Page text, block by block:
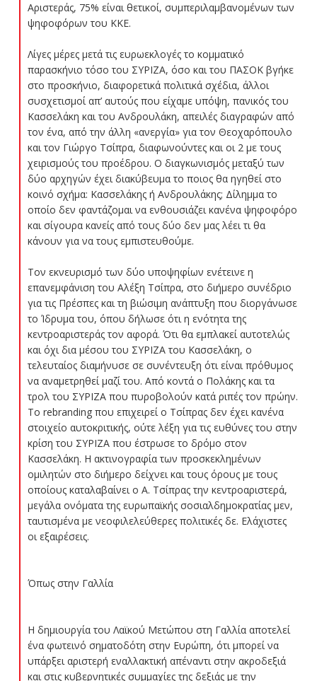
Αριστεράς, 75% είναι θετικοί, συμπεριλαμβανομένων των
ψηφοφόρων του ΚΚΕ.
Λίγες μέρες μετά τις ευρωεκλογές το κομματικό
παρασκήνιο τόσο του ΣΥΡΙΖΑ, όσο και του ΠΑΣΟΚ βγήκε
στο προσκήνιο, διαφορετικά πολιτικά σχέδια, άλλοι
συσχετισμοί απ’ αυτούς που είχαμε υπόψη, πανικός του
Κασσελάκη και του Ανδρουλάκη, απειλές διαγραφών από
τον ένα, από την άλλη «ανεργία» για τον Θεοχαρόπουλο
και τον Γιώργο Τσίπρα, διαφωνούντες και οι 2 με τους
χειρισμούς του προέδρου. Ο διαγκωνισμός μεταξύ των
δύο αρχηγών έχει διακύβευμα το ποιος θα ηγηθεί στο
κοινό σχήμα: Κασσελάκης ή Ανδρουλάκης; Δίλημμα το
οποίο δεν φαντάζομαι να ενθουσιάζει κανένα ψηφοφόρο
και σίγουρα κανείς από τους δύο δεν μας λέει τι θα
κάνουν για να τους εμπιστευθούμε.
Τον εκνευρισμό των δύο υποψηφίων ενέτεινε η
επανεμφάνιση του Αλέξη Τσίπρα, στο διήμερο συνέδριο
για τις Πρέσπες και τη βιώσιμη ανάπτυξη που διοργάνωσε
το Ίδρυμα του, όπου δήλωσε ότι η ενότητα της
κεντροαριστεράς τον αφορά. Ότι θα εμπλακεί αυτοτελώς
και όχι δια μέσου του ΣΥΡΙΖΑ του Κασσελάκη, ο
τελευταίος διαμήνυσε σε συνέντευξη ότι είναι πρόθυμος
να αναμετρηθεί μαζί του. Από κοντά ο Πολάκης και τα
τρολ του ΣΥΡΙΖΑ που πυροβολούν κατά ριπές τον πρώην.
Το rebranding που επιχειρεί ο Τσίπρας δεν έχει κανένα
στοιχείο αυτοκριτικής, ούτε λέξη για τις ευθύνες του στην
κρίση του ΣΥΡΙΖΑ που έστρωσε το δρόμο στον
Κασσελάκη. Η ακτινογραφία των προσκεκλημένων
ομιλητών στο διήμερο δείχνει και τους όρους με τους
οποίους καταλαβαίνει ο Α. Τσίπρας την κεντροαριστερά,
μεγάλα ονόματα της ευρωπαϊκής σοσιαλδημοκρατίας μεν,
ταυτισμένα με νεοφιλελεύθερες πολιτικές δε. Ελάχιστες
οι εξαιρέσεις.
Όπως στην Γαλλία
Η δημιουργία του Λαϊκού Μετώπου στη Γαλλία αποτελεί
ένα φωτεινό σηματοδότη στην Ευρώπη, ότι μπορεί να
υπάρξει αριστερή εναλλακτική απέναντι στην ακροδεξιά
και στις κυβερνητικές συμμαχίες της δεξιάς με την